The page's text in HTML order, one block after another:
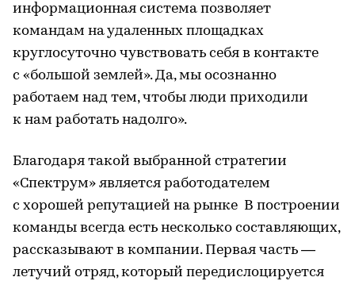
информационная система позволяет
командам на удаленных площадках
круглосуточно чувствовать себя в контакте
с «большой землей». Да, мы осознанно
работаем над тем, чтобы люди приходили
к нам работать надолго».
Благодаря такой выбранной стратегии
«Спектрум» является работодателем
с хорошей репутацией на рынке В построении
команды всегда есть несколько составляющих,
рассказывают в компании. Первая часть —
летучий отряд, который передислоцируется